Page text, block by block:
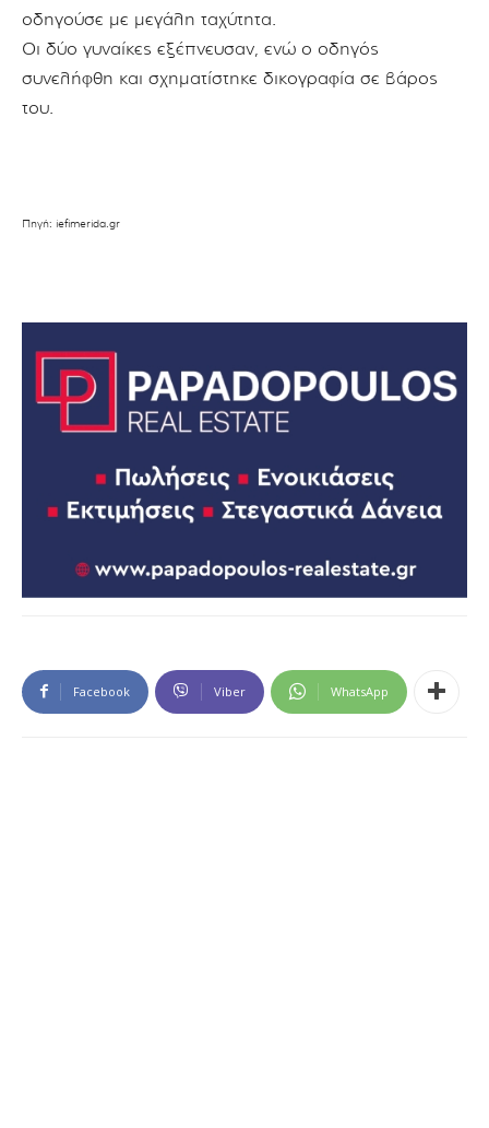
οδηγούσε με μεγάλη ταχύτητα.
Οι δύο γυναίκες εξέπνευσαν, ενώ ο οδηγός
συνελήφθη και σχηματίστηκε δικογραφία σε βάρος
του.
Πηγή: iefimerida.gr
Facebook Viber WhatsApp